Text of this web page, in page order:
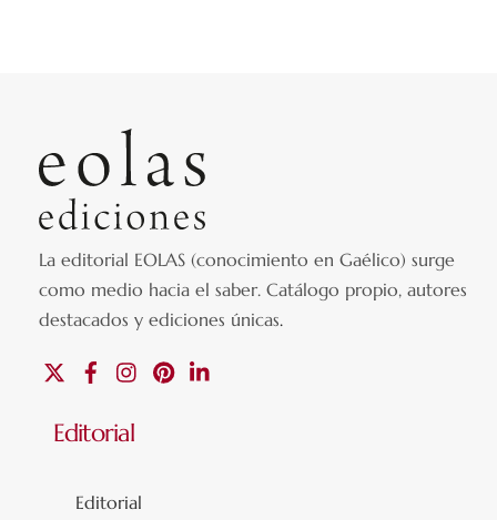
La editorial EOLAS (conocimiento en Gaélico) surge
como medio hacia el saber.Catálogo propio, autores
destacados y ediciones únicas.
FacebookInstagramPinterest
Editorial
Editorial